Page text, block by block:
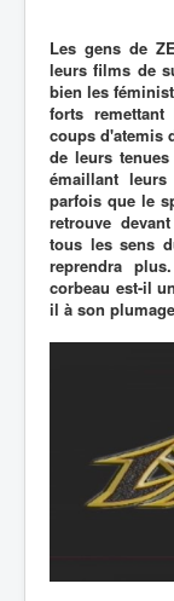
Les gens de
leurs films de
bien les
forts
coups d'atemis
de leurs
émaillant
parfois que le
retrouve
tous les sens
reprendra
corbeau est-il
il à son